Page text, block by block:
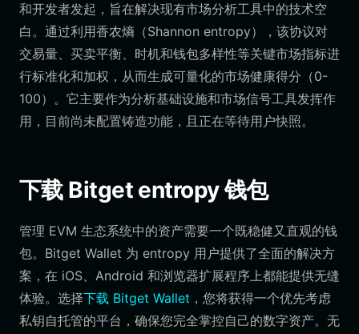
和开发者发起，旨在解决现有市场分析工具中的技术空
白。通过利用香农熵（Shannon entropy），该协议对
交易量、买卖平衡、时机和钱包多样性等关键市场指标进
行标准化和加权，从而生成可量化的市场健康得分（0-
100）。它主要作为分析基础设施和市场信号工具发挥作
用，目前尚未配置铸造功能，且正在等待用户快照。
下载 Bitget entropy 钱包
管理 EVM 生态系统中的资产需要一个既稳健又直观的钱
包。Bitget Wallet 为 entropy 用户提供了全面的解决方
案，在 iOS、Android 和浏览器扩展程序上都能提供无缝
体验。选择下载 Bitget Wallet ，您将获得一个优先考虑
私钥自托管的平台，确保您完全掌控自己的数字资产。无